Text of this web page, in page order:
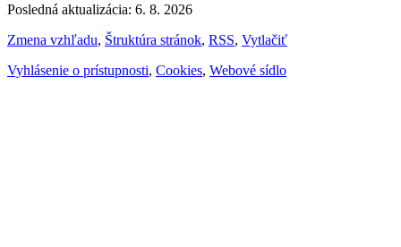
Posledná aktualizácia: 6. 8. 2026
Zmena vzhľadu, Štruktúra stránok, RSS, Vytlačiť
Vyhlásenie o prístupnosti, Cookies, Webové sídlo